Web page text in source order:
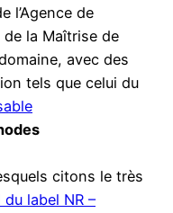
l’Agence de
de la Maîtrise de
avec des
tels que celui du
citons le très
label NR –